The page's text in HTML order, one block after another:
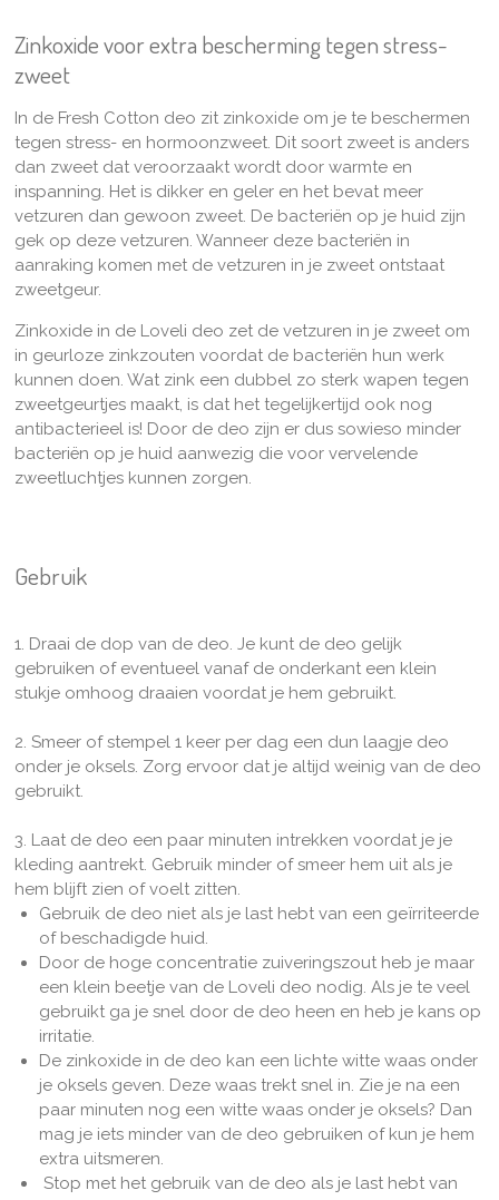
Zinkoxide voor extra bescherming tegen stress-
zweet
In de Fresh Cotton deo zit zinkoxide om je te beschermen
tegen stress- en hormoonzweet. Dit soort zweet is anders
dan zweet dat veroorzaakt wordt door warmte en
inspanning. Het is dikker en geler en het bevat meer
vetzuren dan gewoon zweet. De bacteriën op je huid zijn
gek op deze vetzuren. Wanneer deze bacteriën in
aanraking komen met de vetzuren in je zweet ontstaat
zweetgeur.
Zinkoxide in de Loveli deo zet de vetzuren in je zweet om
in geurloze zinkzouten voordat de bacteriën hun werk
kunnen doen. Wat zink een dubbel zo sterk wapen tegen
zweetgeurtjes maakt, is dat het tegelijkertijd ook nog
antibacterieel is! Door de deo zijn er dus sowieso minder
bacteriën op je huid aanwezig die voor vervelende
zweetluchtjes kunnen zorgen.
Gebruik
1. Draai de dop van de deo. Je kunt de deo gelijk
gebruiken of eventueel vanaf de onderkant een klein
stukje omhoog draaien voordat je hem gebruikt.
2. Smeer of stempel 1 keer per dag een dun laagje deo
onder je oksels. Zorg ervoor dat je altijd weinig van de deo
gebruikt.
3. Laat de deo een paar minuten intrekken voordat je je
kleding aantrekt. Gebruik minder of smeer hem uit als je
hem blijft zien of voelt zitten.
Gebruik de deo niet als je last hebt van een geïrriteerde
of beschadigde huid.
Door de hoge concentratie zuiveringszout heb je maar
een klein beetje van de Loveli deo nodig. Als je te veel
gebruikt ga je snel door de deo heen en heb je kans op
irritatie.
De zinkoxide in de deo kan een lichte witte waas onder
je oksels geven. Deze waas trekt snel in. Zie je na een
paar minuten nog een witte waas onder je oksels? Dan
mag je iets minder van de deo gebruiken of kun je hem
extra uitsmeren.
Stop met het gebruik van de deo als je last hebt van